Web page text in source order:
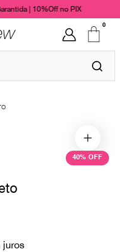
| 10%Off no PIX
0
40% OFF